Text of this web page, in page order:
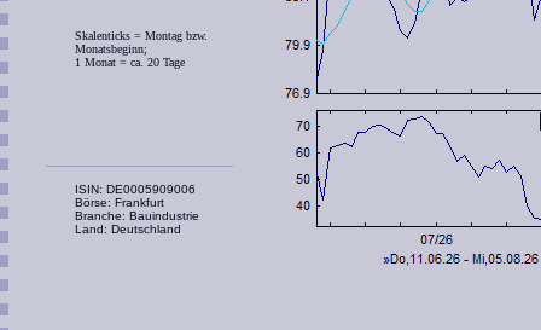
Skalenticks = Montag bzw.
Monatsbeginn;
1 Monat = ca. 20 Tage
ISIN: DE0005909006
Börse: Frankfurt
Branche: Bauindustrie
Land: Deutschland